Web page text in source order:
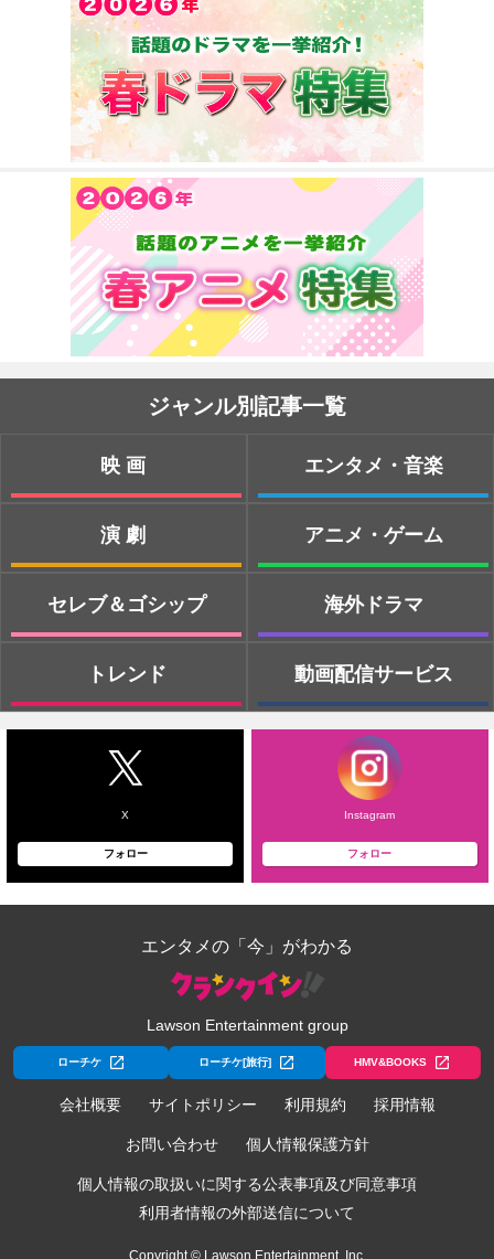
ジャンル別記事一覧
映画
演劇
セレブ＆ゴシップ
トレンド
エンタメ・音楽
アニメ・ゲーム
海外ドラマ
動画配信サービス
X
フォロー
Instagram
フォロー
エンタメの「今」がわかる
Lawson Entertainment group
ローチケ ローチケ[旅行] HMV&BOOKS
会社概要 サイトポリシー 利用規約 採用情報
お問い合わせ 個人情報保護方針
個人情報の取扱いに関する公表事項及び同意事項
利用者情報の外部送信について
Copyright © Lawson Entertainment, Inc.